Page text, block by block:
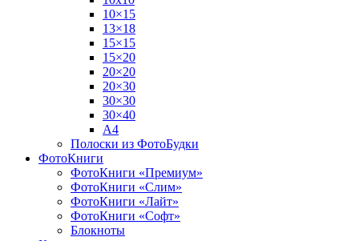
10×15
13×18
15×15
15×20
20×20
20×30
30×30
30×40
A4
Полоски из ФотоБудки
ФотоКниги
ФотоКниги «Премиум»
ФотоКниги «Слим»
ФотоКниги «Лайт»
ФотоКниги «Софт»
Блокноты